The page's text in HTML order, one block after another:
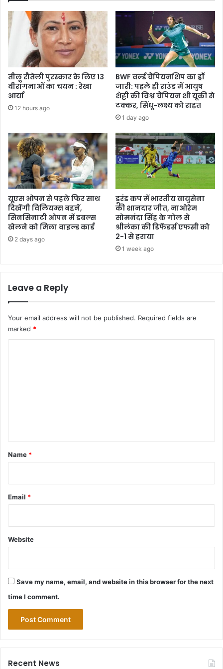
तीलू रौतेली पुरस्कार के लिए 13
वीरांगनाओं का चयन : रेखा
आर्या
12 hours ago
BWF वर्ल्ड चैंपियनशिप का ड्रॉ
जारी: पहले ही राउंड में आयुष
शेट्टी की विश्व चैंपियन शी यूकी से
टक्कर, सिंधू-लक्ष्य को राहत
1 day ago
यूएस ओपन से पहले फिर साथ
दिखेंगी विलियम्स बहनें,
सिनसिनाटी ओपन में डबल्स
खेलने को मिला वाइल्ड कार्ड
2 days ago
डूरंड कप में भारतीय वायुसेना
की शानदार जीत, नाओरेम
सोमनंदा सिंह के गोल से
श्रीलंका की डिफेंडर्स एफसी को
2-1 से हराया
1 week ago
Leave a Reply
Your email address will not be published. Required fields are
marked *
*
Name *
Email *
Website
Save my name, email, and website in this browser for the next
time I comment.
Recent News